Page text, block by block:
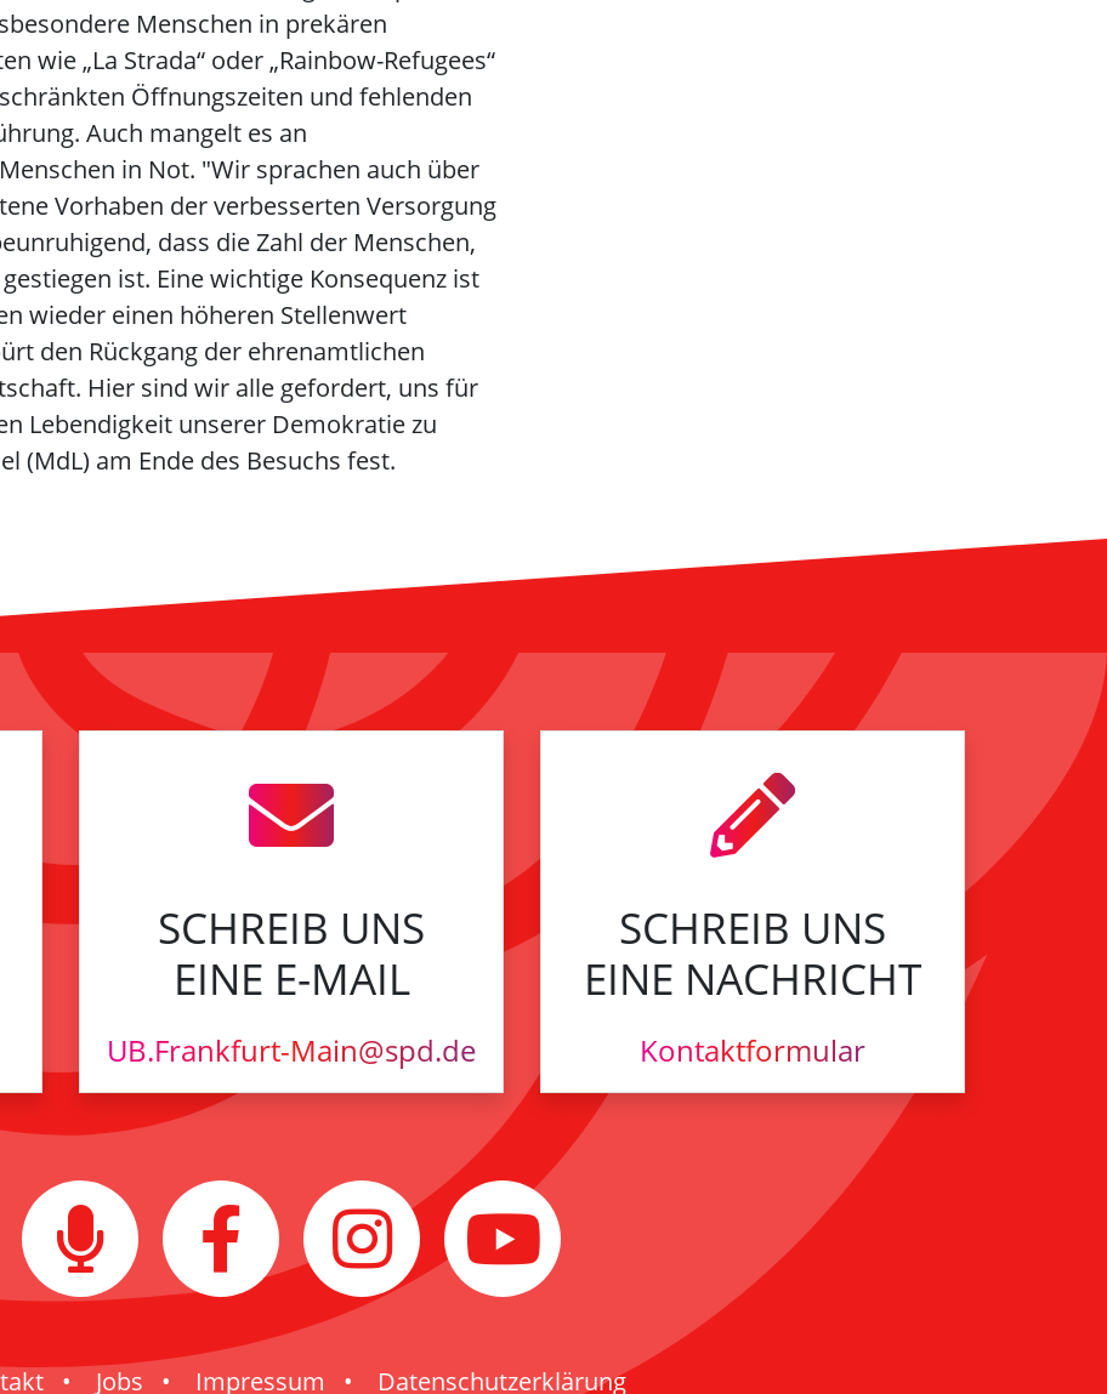
Menschen in prekären
wie „La Strada“ oder „Rainbow-Refugees“
Öffnungszeiten und fehlenden
Auch mangelt es an
in Not. "Wir sprachen auch über
Vorhaben der verbesserten Versorgung
dass die Zahl der Menschen,
ist. Eine wichtige Konsequenz ist
wieder einen höheren Stellenwert
den Rückgang der ehrenamtlichen
Hier sind wir alle gefordert, uns für
Lebendigkeit unserer Demokratie zu
(MdL) am Ende des Besuchs fest.
SCHREIB UNS
EINE E-MAIL
UB.Frankfurt-Main@spd.de
SCHREIB UNS
EINE NACHRICHT
Kontaktformular
Jobs Impressum Datenschutzerklärung